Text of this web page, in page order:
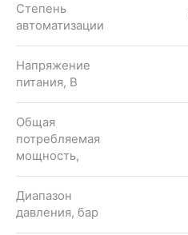
Степень
автоматизации
Напряжение
питания, В
Общая
потребляемая
мощность,
Диапазон
давления, бар